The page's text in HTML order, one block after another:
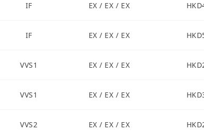
IF EX / EX / EX
IF EX / EX / EX
VVS1 EX / EX / EX
VVS1 EX / EX / EX
VVS2 EX / EX / EX